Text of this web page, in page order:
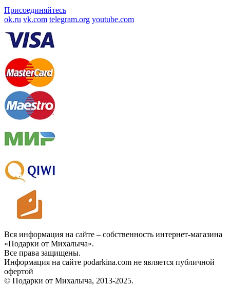
Присоединяйтесь
ok.ru vk.com telegram.org youtube.com
Вся информация на сайте – собственность интернет-магазина
«Подарки от Михалыча».
Все права защищены.
Информация на сайте podarkina.com не является публичной
офертой
© Подарки от Михалыча, 2013-2025.